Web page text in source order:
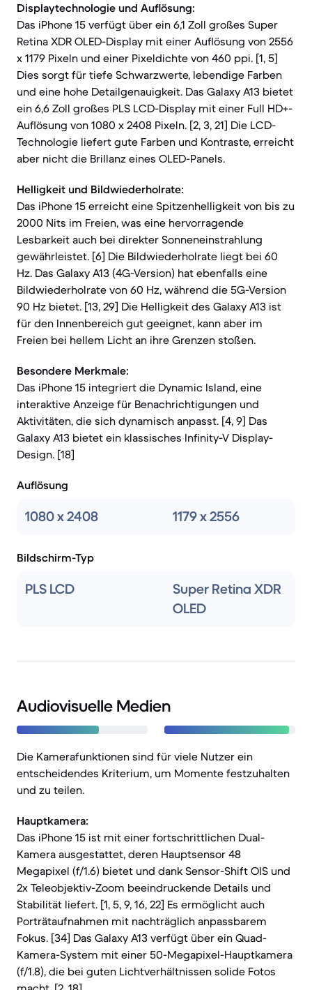
Displaytechnologie und Auflösung:
Das iPhone 15 verfügt über ein 6,1 Zoll großes Super
Retina XDR OLED-Display mit einer Auflösung von 2556
x 1179 Pixeln und einer Pixeldichte von 460 ppi. [1, 5]
Dies sorgt für tiefe Schwarzwerte, lebendige Farben
und eine hohe Detailgenauigkeit. Das Galaxy A13 bietet
ein 6,6 Zoll großes PLS LCD-Display mit einer Full HD+-
Auflösung von 1080 x 2408 Pixeln. [2, 3, 21] Die LCD-
Technologie liefert gute Farben und Kontraste, erreicht
aber nicht die Brillanz eines OLED-Panels.
Helligkeit und Bildwiederholrate:
Das iPhone 15 erreicht eine Spitzenhelligkeit von bis zu
2000 Nits im Freien, was eine hervorragende
Lesbarkeit auch bei direkter Sonneneinstrahlung
gewährleistet. [6] Die Bildwiederholrate liegt bei 60
Hz. Das Galaxy A13 (4G-Version) hat ebenfalls eine
Bildwiederholrate von 60 Hz, während die 5G-Version
90 Hz bietet. [13, 29] Die Helligkeit des Galaxy A13 ist
für den Innenbereich gut geeignet, kann aber im
Freien bei hellem Licht an ihre Grenzen stoßen.
Besondere Merkmale:
Das iPhone 15 integriert die Dynamic Island, eine
interaktive Anzeige für Benachrichtigungen und
Aktivitäten, die sich dynamisch anpasst. [4, 9] Das
Galaxy A13 bietet ein klassisches Infinity-V Display-
Design. [18]
Auflösung
1080 x 2408 1179 x 2556
Bildschirm-Typ
PLS LCD
Super Retina XDR
OLED
Audiovisuelle Medien
Die Kamerafunktionen sind für viele Nutzer ein
entscheidendes Kriterium, um Momente festzuhalten
und zu teilen.
Hauptkamera:
Das iPhone 15 ist mit einer fortschrittlichen Dual-
Kamera ausgestattet, deren Hauptsensor 48
Megapixel (f/1.6) bietet und dank Sensor-Shift OIS und
2x Teleobjektiv-Zoom beeindruckende Details und
Stabilität liefert. [1, 5, 9, 16, 22] Es ermöglicht auch
Porträtaufnahmen mit nachträglich anpassbarem
Fokus. [34] Das Galaxy A13 verfügt über ein Quad-
Kamera-System mit einer 50-Megapixel-Hauptkamera
(f/1.8), die bei guten Lichtverhältnissen solide Fotos